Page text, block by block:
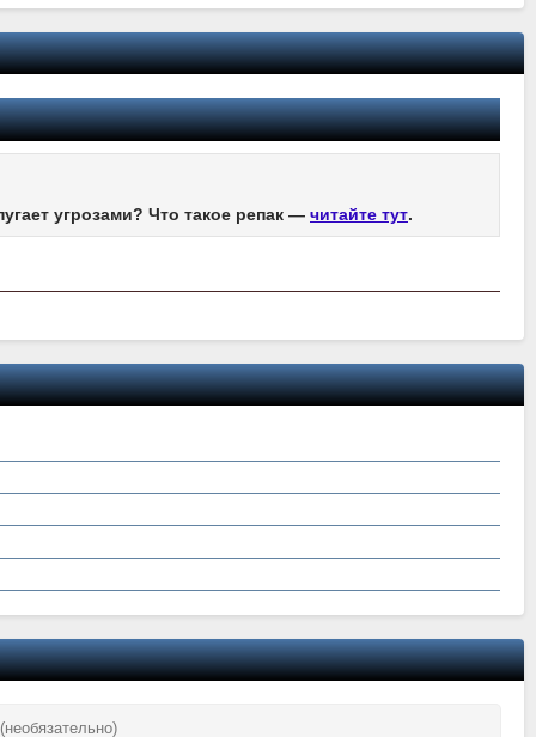
угрозами? Что такое репак — читайте тут.